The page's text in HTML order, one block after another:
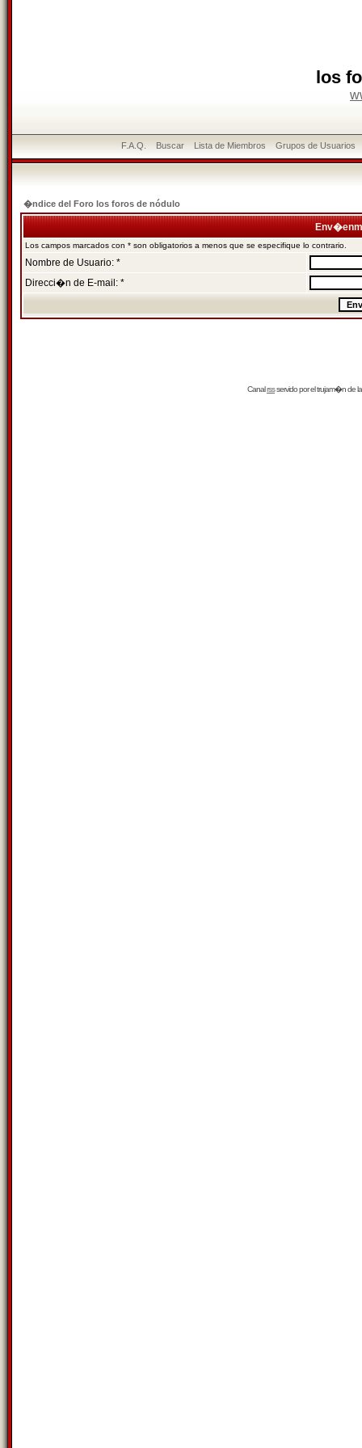
los
F.A.Q. Buscar Lista de Miembros Grupos de Usuarios
�ndice del Foro los foros de nódulo
Los campos marcados con * son obligatorios a menos que se especifique lo contrario.
Nombre de Usuario: *
Direcci�n de E-mail: *
Canalrssservido por eltrujam�nde